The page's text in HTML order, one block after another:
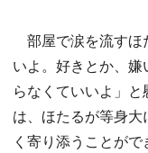
部屋で涙を流すほ
いよ。好きとか、
らなくていいよ」
は、ほたるが等身
く寄り添うことがで